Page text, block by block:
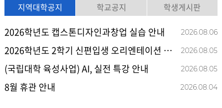
지역대학공지
2026학년도 캡스톤디자인과창업 실습 안내 2026.08.06
2026학년도 2학기 신편입생 오리엔테이션 일정표 안내문 2026.08.05
(국립대학 육성사업) AI, 실전 특강 안내 2026.08.05
8월 휴관 안내 2026.08.04
학교공지 학생게시판